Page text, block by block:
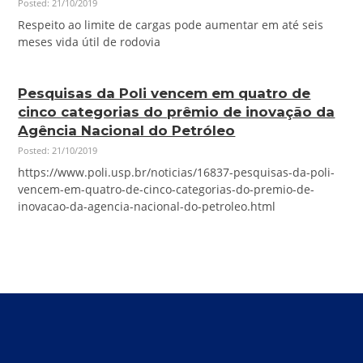
Posted: 21/10/2019
Respeito ao limite de cargas pode aumentar em até seis
meses vida útil de rodovia
Pesquisas da Poli vencem em quatro de
cinco categorias do prêmio de inovação da
Agência Nacional do Petróleo
Posted: 21/10/2019
https://www.poli.usp.br/noticias/16837-pesquisas-da-poli-
vencem-em-quatro-de-cinco-categorias-do-premio-de-
inovacao-da-agencia-nacional-do-petroleo.html